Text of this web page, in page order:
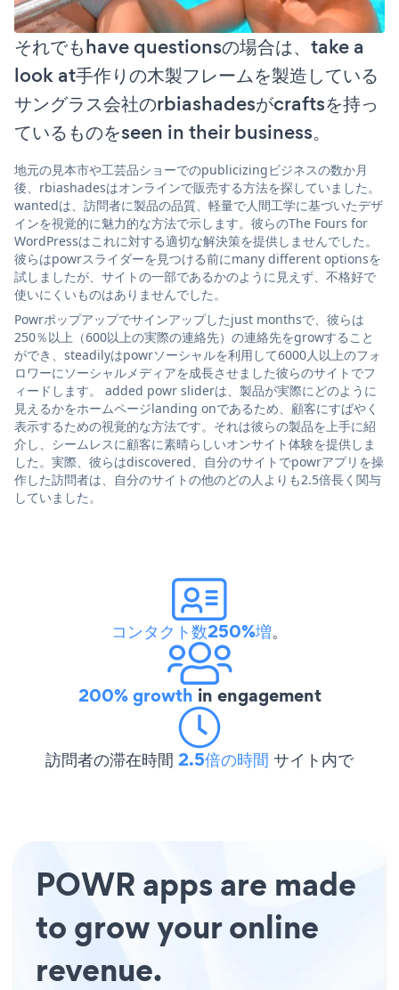
それでもhave questionsの場合は、take a
look at手作りの木製フレームを製造している
サングラス会社のrbiashadesがcraftsを持っ
ているものをseen in their business。
地元の見本市や工芸品ショーでのpublicizingビジネスの数か月
後、rbiashadesはオンラインで販売する方法を探していました。
wantedは、訪問者に製品の品質、軽量で人間工学に基づいたデザ
インを視覚的に魅力的な方法で示します。彼らのThe Fours for
WordPressはこれに対する適切な解決策を提供しませんでした。
彼らはpowrスライダーを見つける前にmany different optionsを
試しましたが、サイトの一部であるかのように見えず、不格好で
使いにくいものはありませんでした。
Powrポップアップでサインアップしたjust monthsで、彼らは
250％以上（600以上の実際の連絡先）の連絡先をgrowすること
ができ、steadilyはpowrソーシャルを利用して6000人以上のフォ
ロワーにソーシャルメディアを成長させました彼らのサイトでフ
ィードします。 added powr sliderは、製品が実際にどのように
見えるかをホームページlanding onであるため、顧客にすばやく
表示するための視覚的な方法です。それは彼らの製品を上手に紹
介し、シームレスに顧客に素晴らしいオンサイト体験を提供しま
した。実際、彼らはdiscovered、自分のサイトでpowrアプリを操
作した訪問者は、自分のサイトの他のどの人よりも2.5倍長く関与
していました。
コンタクト数250%増。
200% growth in engagement
訪問者の滞在時間 2.5倍の時間 サイト内で
POWR apps are made
to grow your online
revenue.